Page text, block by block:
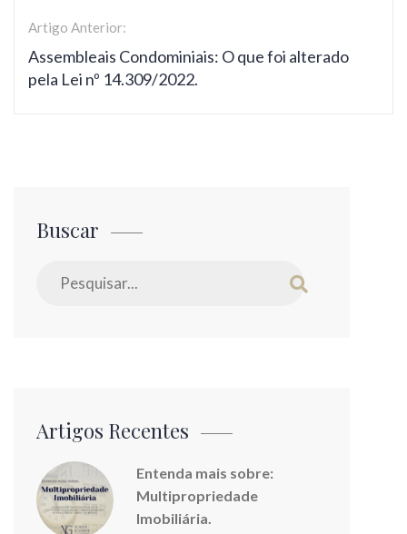
Artigo Anterior:
Assembleais Condominiais: O que foi alterado
pela Lei nº 14.309/2022.
Buscar
Artigos Recentes
Entenda mais sobre:
Multipropriedade
Imobiliária.